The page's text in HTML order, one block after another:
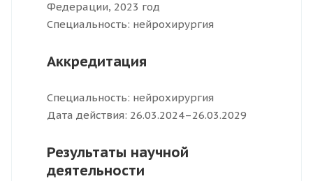
Федерации, 2023 год
Специальность: нейрохирургия
Аккредитация
Специальность: нейрохирургия
Дата действия: 26.03.2024–26.03.2029
Результаты научной
деятельности